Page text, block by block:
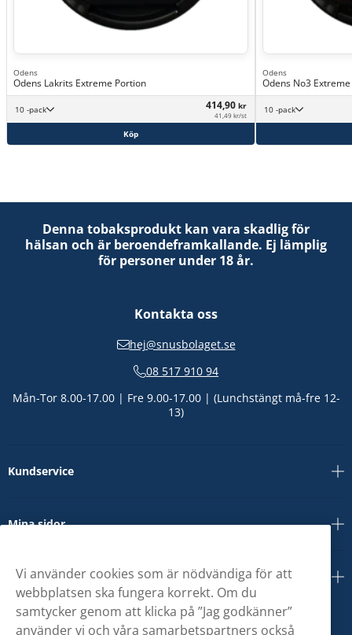
Odens
Odens Lakrits Extreme Portion
10 -pack 414,90 kr
41,49 kr/st
Köp
Odens
Odens No3
10 -pack
Denna tobaksprodukt kan vara skadlig för
hälsan och är beroendeframkallande. Ej lämplig
för personer under 18 år.
Kontakta oss
hej@snusbolaget.se
08 517 910 94
Mån-Tor 8.00-17.00 | Fre 9.00-17.00 | (Lunchstängt må-fre 12-
13)
Kundservice
Mina sidor
Om oss
Vi använder cookies som är nödvändiga för att
webbplatsen ska fungera korrekt. Om du
samtycker genom att klicka på ”Jag godkänner”
använder vi och våra samarbetspartners också